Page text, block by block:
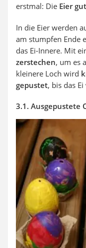
erstmal: Die Eier
In die Eier werden
am stumpfen Ende
das Ei-Innere. Mit
zerstechen, um es
kleinere Loch wird
gepustet, bis das
3.1. Ausgepustete